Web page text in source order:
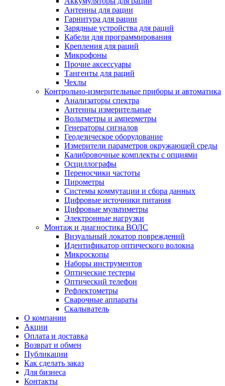
Антенны для рации
Гарнитура для рации
Зарядные устройства для раций
Кабели для программирования
Крепления для раций
Микрофоны
Прочие аксессуары
Тангенты для раций
Чехлы
Контрольно-измерительные приборы и автоматика
Анализаторы спектра
Антенны измерительные
Вольтметры и амперметры
Генераторы сигналов
Геодезическое оборудование
Измерители параметров окружающей среды
Калибровочные комплекты с опциями
Осциллографы
Переносчики частоты
Пирометры
Системы коммутации и сбора данных
Цифровые источники питания
Цифровые мультиметры
Электронные нагрузки
Монтаж и диагностика ВОЛС
Визуальный локатор повреждений
Идентификатор оптического волокна
Микроскопы
Наборы инструментов
Оптические тестеры
Оптический телефон
Рефлектометры
Сварочные аппараты
Скалыватель
О компании
Акции
Оплата и доставка
Возврат и обмен
Публикации
Как сделать заказ
Для бизнеса
Контакты